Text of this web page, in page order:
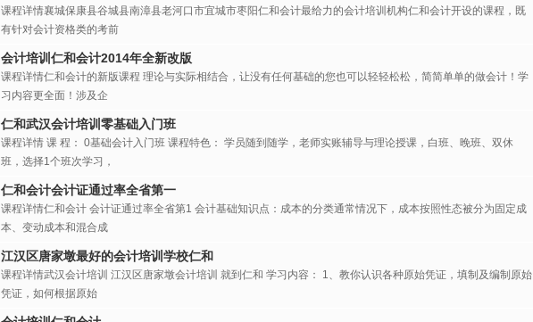
课程详情襄城保康县谷城县南漳县老河口市宜城市枣阳仁和会计最给力的会计培训机构仁和会计开设的课程，既
有针对会计资格类的考前
会计培训仁和会计2014年全新改版
课程详情仁和会计的新版课程 理论与实际相结合，让没有任何基础的您也可以轻轻松松，简简单单的做会计！学
习内容更全面！涉及企
仁和武汉会计培训零基础入门班
课程详情 课 程： 0基础会计入门班 课程特色： 学员随到随学，老师实账辅导与理论授课，白班、晚班、双休
班，选择1个班次学习，
仁和会计会计证通过率全省第一
课程详情仁和会计 会计证通过率全省第1 会计基础知识点：成本的分类通常情况下，成本按照性态被分为固定成
本、变动成本和混合成
江汉区唐家墩最好的会计培训学校仁和
课程详情武汉会计培训 江汉区唐家墩会计培训 就到仁和 学习内容： 1、教你认识各种原始凭证，填制及编制原始
凭证，如何根据原始